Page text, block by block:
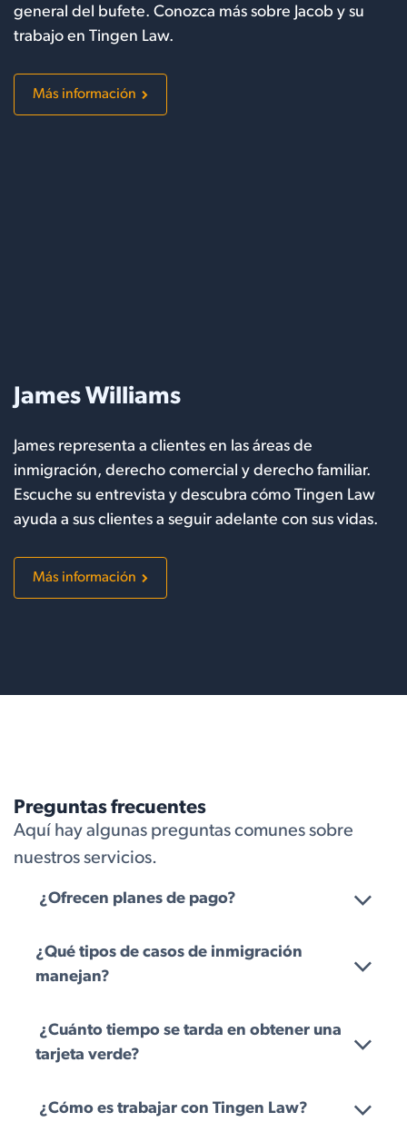
general del bufete. Conozca más sobre Jacob y su
trabajo en Tingen Law.
Más información
James Williams
James representa a clientes en las áreas de
inmigración, derecho comercial y derecho familiar.
Escuche su entrevista y descubra cómo Tingen Law
ayuda a sus clientes a seguir adelante con sus vidas.
Más información
Preguntas frecuentes
Aquí hay algunas preguntas comunes sobre
nuestros servicios.
¿Ofrecen planes de pago?
¿Qué tipos de casos de inmigración
manejan?
¿Cuánto tiempo se tarda en obtener una
tarjeta verde?
¿Cómo es trabajar con Tingen Law?